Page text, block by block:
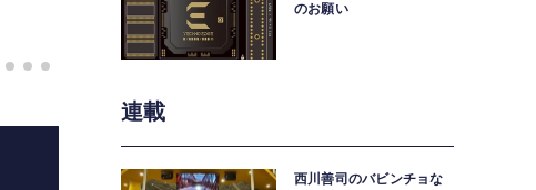
「奇跡の一枚」をもう一度、「残念な一枚」が
のお願い
連載
西川善司のバビンチョな